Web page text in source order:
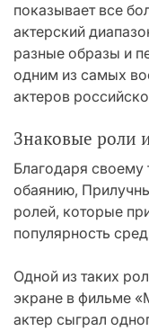
показывает все
актерский
разные образы и
одним из самых
актеров
Знаковые роли
Благодаря своему
обаянию,
ролей, которые
популярность
Одной из таких
экране в фильме
актер сыграл